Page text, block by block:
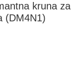
kruna za
(DM4N1)